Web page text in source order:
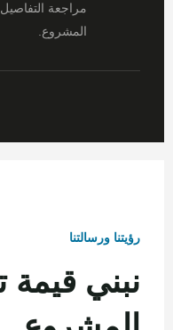
مراجعة التفاصيل
المشروع.
رؤيتنا ورسالتنا
نبني قيمة